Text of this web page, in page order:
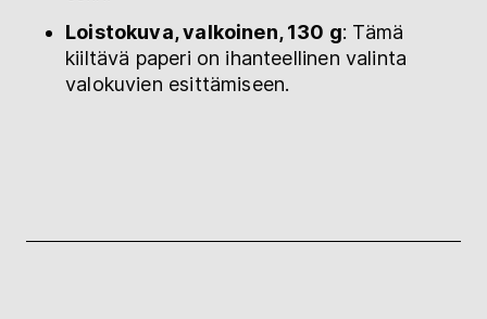
Loistokuva, valkoinen, 130 g: Tämä
kiiltävä paperi on ihanteellinen valinta
valokuvien esittämiseen.